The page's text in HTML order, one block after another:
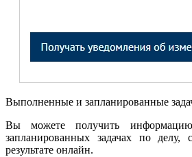
Выполненные и запланированные
Вы можете получить
запланированных задачах по делу,
результате онлайн.